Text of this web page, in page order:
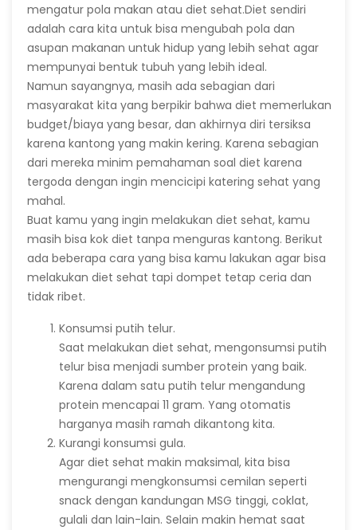
mengatur pola makan atau diet sehat.Diet sendiri
adalah cara kita untuk bisa mengubah pola dan
asupan makanan untuk hidup yang lebih sehat agar
mempunyai bentuk tubuh yang lebih ideal.
Namun sayangnya, masih ada sebagian dari
masyarakat kita yang berpikir bahwa diet memerlukan
budget/biaya yang besar, dan akhirnya diri tersiksa
karena kantong yang makin kering. Karena sebagian
dari mereka minim pemahaman soal diet karena
tergoda dengan ingin mencicipi katering sehat yang
mahal.
Buat kamu yang ingin melakukan diet sehat, kamu
masih bisa kok diet tanpa menguras kantong. Berikut
ada beberapa cara yang bisa kamu lakukan agar bisa
melakukan diet sehat tapi dompet tetap ceria dan
tidak ribet.
Konsumsi putih telur.
Saat melakukan diet sehat, mengonsumsi putih
telur bisa menjadi sumber protein yang baik.
Karena dalam satu putih telur mengandung
protein mencapai 11 gram. Yang otomatis
harganya masih ramah dikantong kita.
Kurangi konsumsi gula.
Agar diet sehat makin maksimal, kita bisa
mengurangi mengkonsumsi cemilan seperti
snack dengan kandungan MSG tinggi, coklat,
gulali dan lain-lain. Selain makin hemat saat